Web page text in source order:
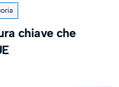
chiave che